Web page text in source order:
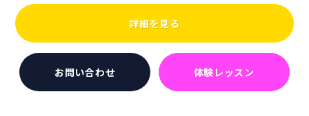
詳細を見る
お問い合わせ 体験レッスン